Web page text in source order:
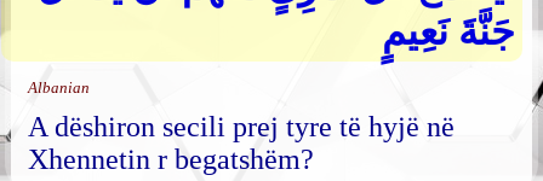
جَنَّةَ نَعِيمٍ
Albanian
A dëshiron secili prej tyre të hyjë në
Xhennetin r begatshëm?